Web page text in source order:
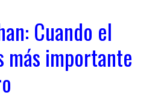
Cuando el
más importante